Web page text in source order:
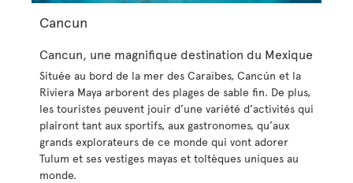
Cancun
Cancun, une magnifique destination du Mexique
Située au bord de la mer des Caraïbes, Cancún et la
Riviera Maya arborent des plages de sable fin. De plus,
les touristes peuvent jouir d’une variété d’activités qui
plairont tant aux sportifs, aux gastronomes, qu’aux
grands explorateurs de ce monde qui vont adorer
Tulum et ses vestiges mayas et toltèques uniques au
monde.